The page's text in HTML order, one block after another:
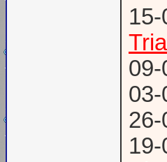
09-
03-
26-